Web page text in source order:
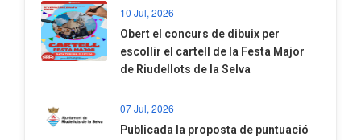
10 Jul, 2026
​Obert el concurs de dibuix per
escollir el cartell de la Festa Major
de Riudellots de la Selva
07 Jul, 2026
​Publicada la proposta de puntuació